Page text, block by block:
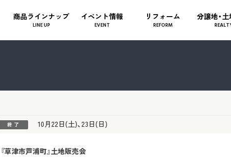
商品ラインナップ
LINE UP
イベント情報
EVENT
リフォーム
REFORM
分譲地・
10月22日(土)、23日(日)
『草津市芦浦町』土地販売会